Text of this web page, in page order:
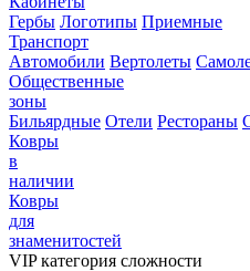
Гербы Логотипы Приемные
Транспорт
Автомобили Вертолеты
Общественные
зоны
Бильярдные Отели Рестораны
Ковры
в
наличии
Ковры
для
знаменитостей
VIP категория сложности